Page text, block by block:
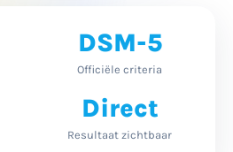
DSM-5
Officiële criteria
Direct
Resultaat zichtbaar